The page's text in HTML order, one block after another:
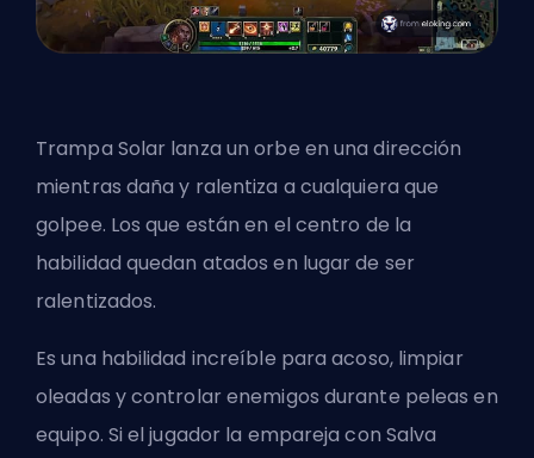
Trampa Solar lanza un orbe en una dirección
mientras daña y ralentiza a cualquiera que
golpee. Los que están en el centro de la
habilidad quedan atados en lugar de ser
ralentizados.
Es una habilidad increíble para acoso, limpiar
oleadas y controlar enemigos durante peleas en
equipo. Si el jugador la empareja con Salva